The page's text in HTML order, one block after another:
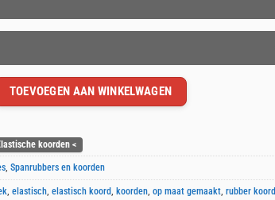
p/m
p/m
gemaakt aantal
TOEVOEGEN AAN WINKELWAGEN
koorden <
,Spanrubbers en koorden
,elastisch,elastisch koord, koorden,op maat gemaakt,rubber koord